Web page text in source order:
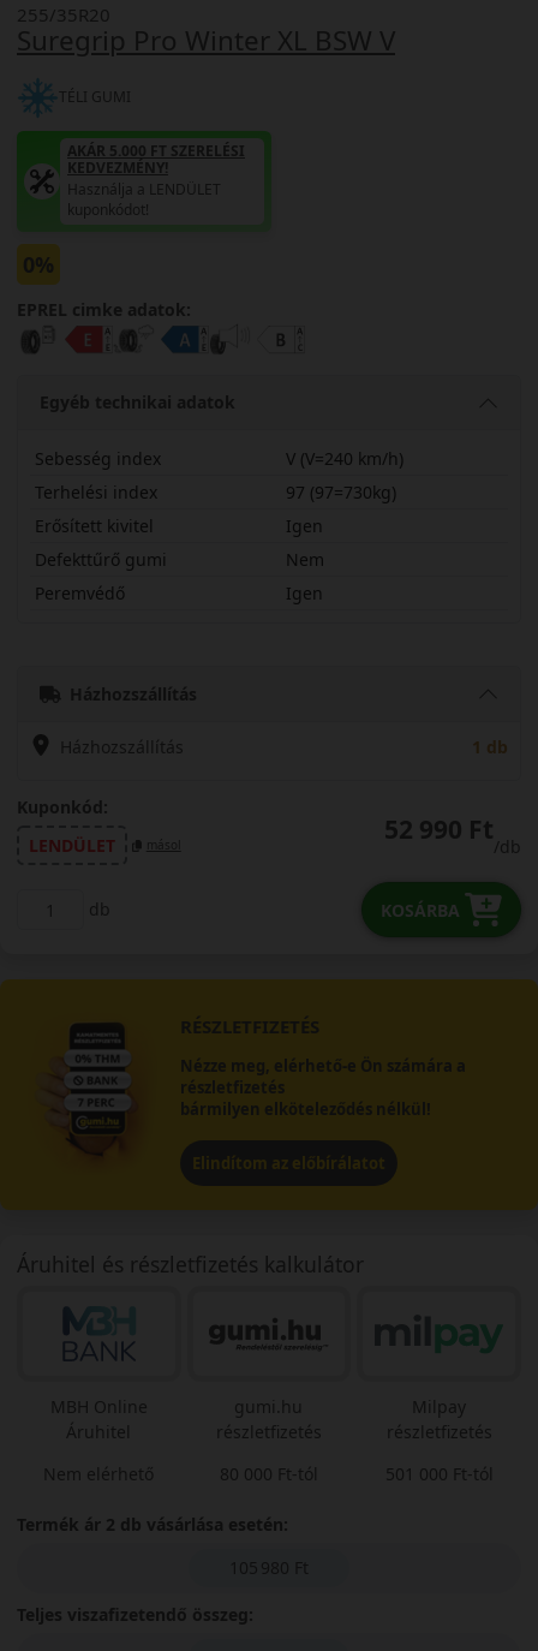
Suregrip Pro Winter XL BSW V
255/35R20
TÉLI GUMI
AKÁR 5.000 FT SZERELÉSI
KEDVEZMÉNY!
Használja a LENDÜLET
kuponkódot!
0%
EPREL cimke adatok:
Egyéb technikai adatok
Sebesség index
V (V=240 km/h)
Terhelési index
97 (97=730kg)
Erősített kivitel
Igen
Defekttűrő gumi
Nem
Peremvédő
Igen
Házhozszállítás
Házhozszállítás 1 db
Kuponkód:
LENDÜLET
másol 52 990 Ft
/db
db KOSÁRBA
RÉSZLETFIZETÉS
Nézze meg, elérhető-e Ön számára a
részletfizetés
bármilyen elköteleződés nélkül!
Elindítom az előbírálatot
Áruhitel és részletfizetés kalkulátor
MBH Online
Áruhitel
Nem elérhető
gumi.hu
részletfizetés
80 000 Ft-tól
Milpay
részletfizetés
501 000 Ft-tól
Termék ár 2 db vásárlása esetén:
105 980 Ft
Teljes viszafizetendő összeg: